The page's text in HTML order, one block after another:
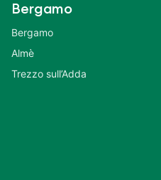
Bergamo
Bergamo
Almè
Trezzo sull’Adda